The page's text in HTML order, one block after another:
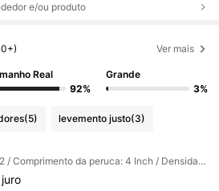
e/ou produto
Ver mais
Real
92%
Grande
3%
(5) levemento justo(3)
Cor: S2 / Comprimento da peruca: 4 Inch / Densidade da peruca: 150%
juro